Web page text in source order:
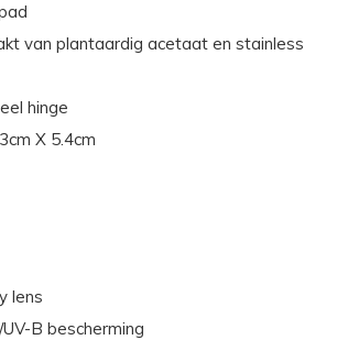
van plantaardig acetaat en stainless
hinge
X 5.4cm
lens
B bescherming